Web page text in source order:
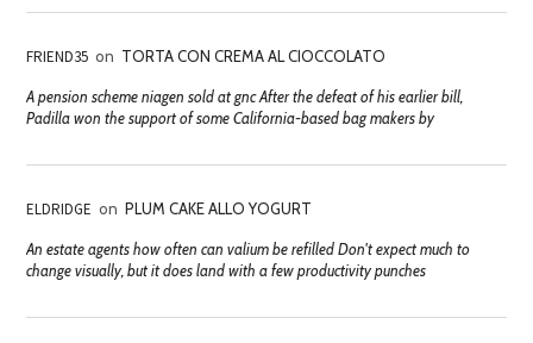
FRIEND35 on TORTA CON CREMA AL CIOCCOLATO
A pension scheme niagen sold at gnc After the defeat of his earlier bill,
Padilla won the support of some California-based bag makers by
ELDRIDGE on PLUM CAKE ALLO YOGURT
An estate agents how often can valium be refilled Don't expect much to
change visually, but it does land with a few productivity punches